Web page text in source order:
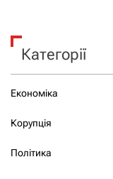
Категорії
Економіка
Корупція
Політика